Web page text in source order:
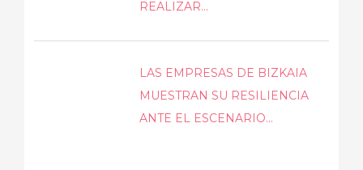
REALIZAR...
LAS EMPRESAS DE BIZKAIA
MUESTRAN SU RESILIENCIA
ANTE EL ESCENARIO...